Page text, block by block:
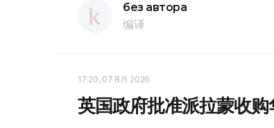
без автора
编译
17:20, 07 8月 2026
英国政府批准派拉蒙收